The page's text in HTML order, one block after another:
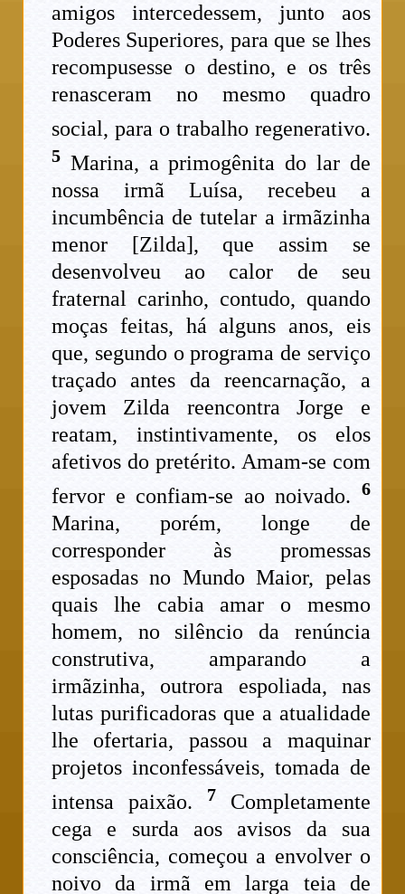
amigos intercedessem, junto aos
Poderes Superiores, para que se lhes
recompusesse o destino, e os três
renasceram no mesmo quadro
social, para o trabalho regenerativo.
5 Marina, a primogênita do lar de
nossa irmã Luísa, recebeu a
incumbência de tutelar a irmãzinha
menor [Zilda], que assim se
desenvolveu ao calor de seu
fraternal carinho, contudo, quando
moças feitas, há alguns anos, eis
que, segundo o programa de serviço
traçado antes da reencarnação, a
jovem Zilda reencontra Jorge e
reatam, instintivamente, os elos
afetivos do pretérito. Amam-se com
fervor e confiam-se ao noivado. 6
Marina, porém, longe de
corresponder às promessas
esposadas no Mundo Maior, pelas
quais lhe cabia amar o mesmo
homem, no silêncio da renúncia
construtiva, amparando a
irmãzinha, outrora espoliada, nas
lutas purificadoras que a atualidade
lhe ofertaria, passou a maquinar
projetos inconfessáveis, tomada de
intensa paixão.
7 Completamente
cega e surda aos avisos da sua
consciência, começou a envolver o
noivo da irmã em larga teia de